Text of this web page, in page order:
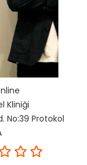
Kliniği
No:39 Protokol